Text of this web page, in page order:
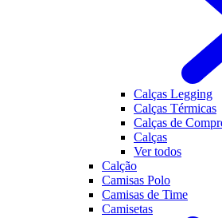
Calças Legging
Calças Térmicas
Calças de
Calças
Ver todos
Calção
Camisas Polo
Camisas de Time
Camisetas